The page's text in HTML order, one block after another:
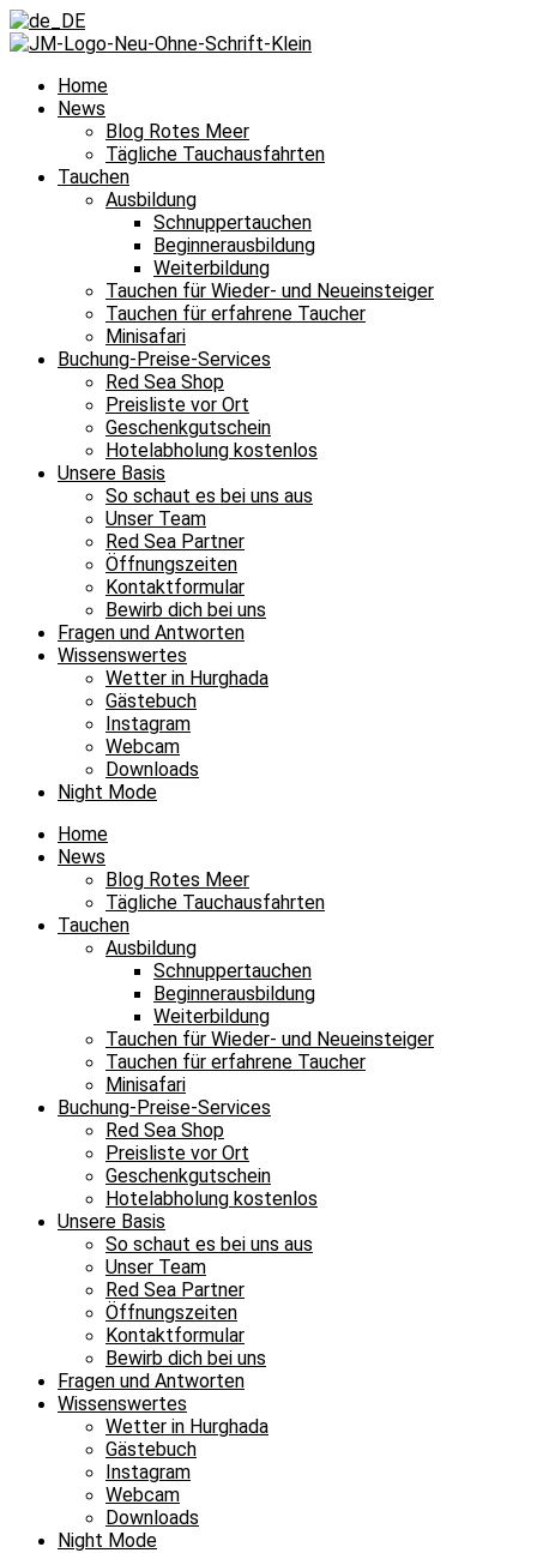
Home
News
Blog Rotes Meer
Tägliche Tauchausfahrten
Tauchen
Ausbildung
Schnuppertauchen
Beginnerausbildung
Weiterbildung
Tauchen für Wieder- und Neueinsteiger
Tauchen für erfahrene Taucher
Minisafari
Buchung-Preise-Services
Red Sea Shop
Preisliste vor Ort
Geschenkgutschein
Hotelabholung kostenlos
Unsere Basis
So schaut es bei uns aus
Unser Team
Red Sea Partner
Öffnungszeiten
Kontaktformular
Bewirb dich bei uns
Fragen und Antworten
Wissenswertes
Wetter in Hurghada
Gästebuch
Instagram
Webcam
Downloads
Night Mode
Home
News
Blog Rotes Meer
Tägliche Tauchausfahrten
Tauchen
Ausbildung
Schnuppertauchen
Beginnerausbildung
Weiterbildung
Tauchen für Wieder- und Neueinsteiger
Tauchen für erfahrene Taucher
Minisafari
Buchung-Preise-Services
Red Sea Shop
Preisliste vor Ort
Geschenkgutschein
Hotelabholung kostenlos
Unsere Basis
So schaut es bei uns aus
Unser Team
Red Sea Partner
Öffnungszeiten
Kontaktformular
Bewirb dich bei uns
Fragen und Antworten
Wissenswertes
Wetter in Hurghada
Gästebuch
Instagram
Webcam
Downloads
Night Mode